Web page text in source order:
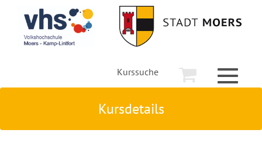
Kurssuche
Toggle
Kursdetails